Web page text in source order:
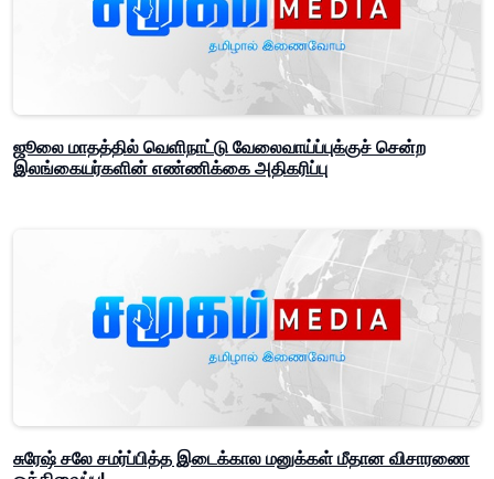
ஜூலை மாதத்தில் வெளிநாட்டு வேலைவாய்ப்புக்குச் சென்ற
இலங்கையர்களின் எண்ணிக்கை அதிகரிப்பு
சுரேஷ் சலே சமர்ப்பித்த இடைக்கால மனுக்கள் மீதான விசாரணை